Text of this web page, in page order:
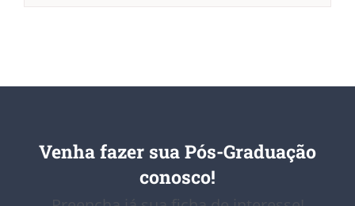
Venha fazer sua Pós-Graduação
conosco!